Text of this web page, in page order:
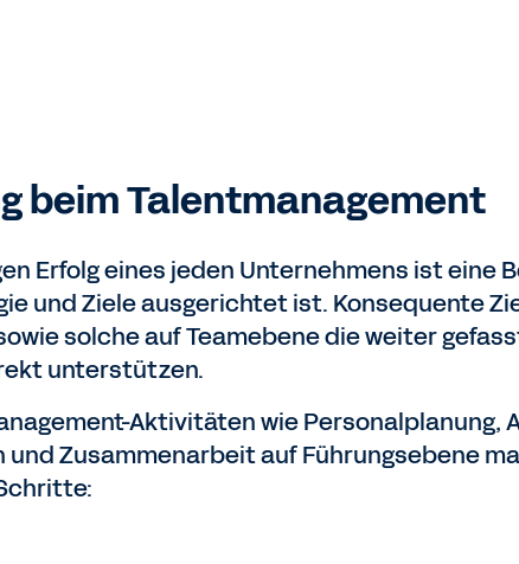
beim Talentmanagement
Erfolg eines jeden Unternehmens ist eine
und Ziele ausgerichtet ist. Konsequente
solche auf Teamebene die weiter
unterstützen.
Aktivitäten wie Personalplanung,
Zusammenarbeit auf Führungsebene